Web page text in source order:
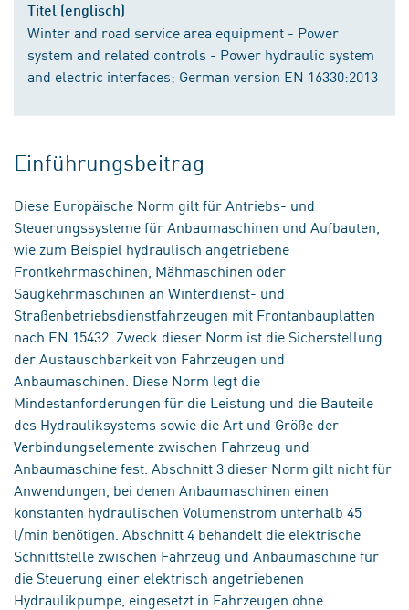
Titel (englisch)
Winter and road service area equipment - Power
system and related controls - Power hydraulic system
and electric interfaces; German version EN 16330:2013
Einführungsbeitrag
Diese Europäische Norm gilt für Antriebs- und
Steuerungssysteme für Anbaumaschinen und Aufbauten,
wie zum Beispiel hydraulisch angetriebene
Frontkehrmaschinen, Mähmaschinen oder
Saugkehrmaschinen an Winterdienst- und
Straßenbetriebsdienstfahrzeugen mit Frontanbauplatten
nach EN 15432. Zweck dieser Norm ist die Sicherstellung
der Austauschbarkeit von Fahrzeugen und
Anbaumaschinen. Diese Norm legt die
Mindestanforderungen für die Leistung und die Bauteile
des Hydrauliksystems sowie die Art und Größe der
Verbindungselemente zwischen Fahrzeug und
Anbaumaschine fest. Abschnitt 3 dieser Norm gilt nicht für
Anwendungen, bei denen Anbaumaschinen einen
konstanten hydraulischen Volumenstrom unterhalb 45
l/min benötigen. Abschnitt 4 behandelt die elektrische
Schnittstelle zwischen Fahrzeug und Anbaumaschine für
die Steuerung einer elektrisch angetriebenen
Hydraulikpumpe, eingesetzt in Fahrzeugen ohne